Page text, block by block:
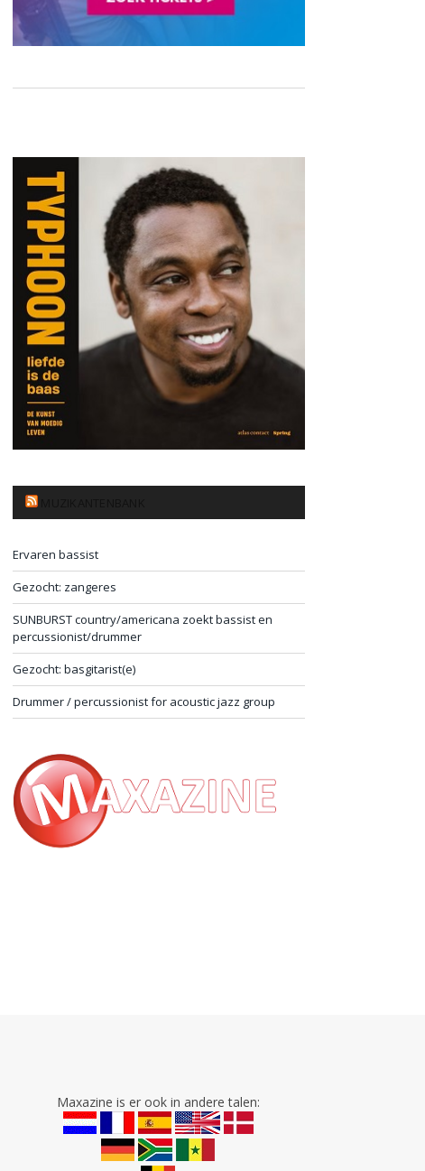
Ervaren bassist
Gezocht: zangeres
SUNBURST country/americana zoekt bassist en
percussionist/drummer
Gezocht: basgitarist(e)
Drummer / percussionist for acoustic jazz group
Maxazine is er ook in andere talen: